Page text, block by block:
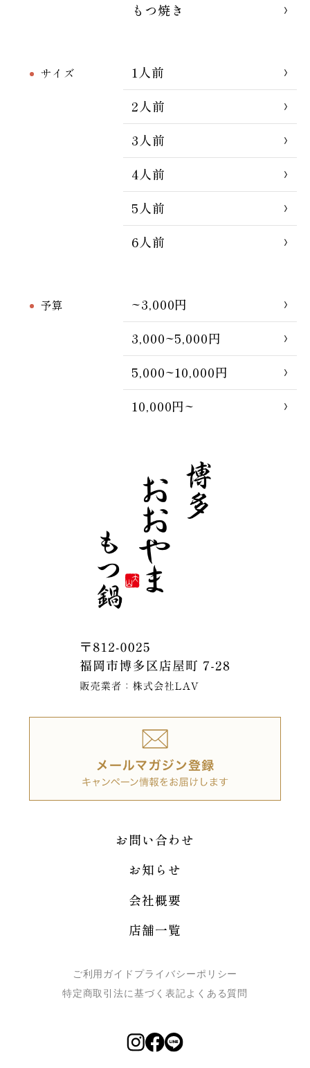
もつ焼き
サイズ
1人前
2人前
3人前
4人前
5人前
6人前
予算
~3,000円
3,000~5,000円
5,000~10,000円
10,000円~
お問い合わせ
お知らせ
会社概要
店舗一覧
ご利用ガイド プライバシーポリシー
特定商取引法に基づく表記よくある質問